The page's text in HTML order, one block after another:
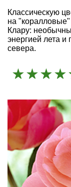
Классическую
на "коралловые"
Клару:
энергией лета и
севера.